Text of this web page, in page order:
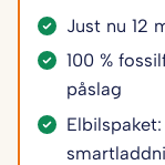
Just nu 12
100 %
påslag